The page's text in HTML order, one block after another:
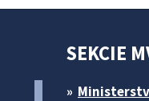
SEKCIE